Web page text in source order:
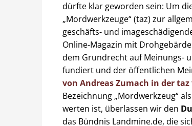
dürfte klar geworden sein: Um
„Mordwerkzeuge“ (taz) zur
geschäfts- und
Online-Magazin mit
dem Grundrecht auf Meinungs-
fundiert und der öffentlichen
von Andreas Zumach in der taz
Bezeichnung „Mordwerkzeug“
werten ist, überlassen wir den
das Bündnis Landmine.de, die